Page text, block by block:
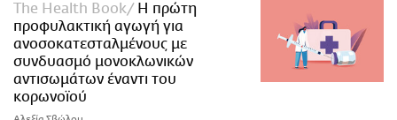
The Health Book
Η πρώτη
προφυλακτική αγωγή για
ανοσοκατεσταλμένους με
συνδυασμό μονοκλωνικών
αντισωμάτων έναντι του
κορωνοϊού